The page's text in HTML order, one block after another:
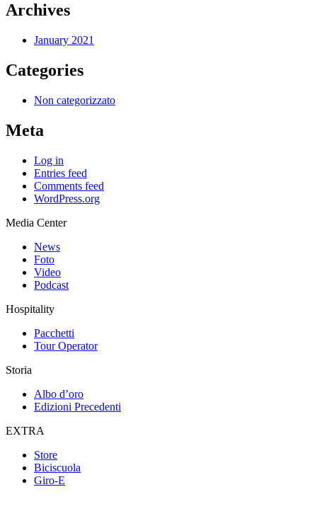
Archives
January 2021
Categories
Non categorizzato
Meta
Log in
Entries feed
Comments feed
WordPress.org
Media Center
News
Foto
Video
Podcast
Hospitality
Pacchetti
Tour Operator
Storia
Albo d’oro
Edizioni Precedenti
EXTRA
Store
Biciscuola
Giro-E